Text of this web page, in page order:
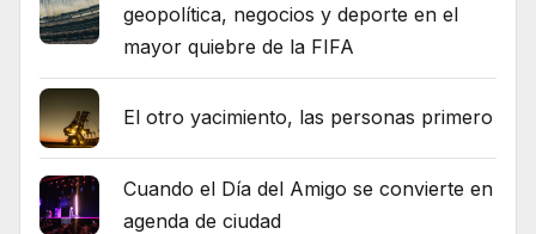
geopolítica, negocios y deporte en el
mayor quiebre de la FIFA
El otro yacimiento, las personas primero
Cuando el Día del Amigo se convierte en
agenda de ciudad